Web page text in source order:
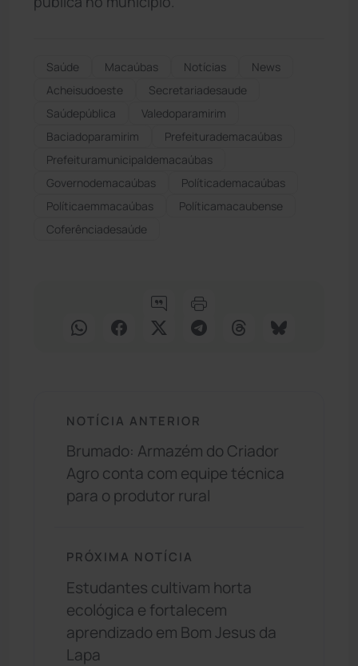
Saúde Macaúbas Notícias
News
Acheisudoeste
secretariadesaude
Saúdepública
Valedoparamirim
Baciadoparamirim
Prefeiturademacaúbas
Prefeituramunicipaldemacaúbas
Governodemacaúbas
Políticademacaúbas
Políticaemmacaúbas
Políticamacaubense
Coferênciadesaúde
NOTÍCIA ANTERIOR
Brumado: Armazém do Criador
Agro conta com equipe técnica
para o produtor rural
PRÓXIMA NOTÍCIA
Estudantes cultivam horta
ecológica e fortalecem
aprendizado em Bom Jesus da
Lapa